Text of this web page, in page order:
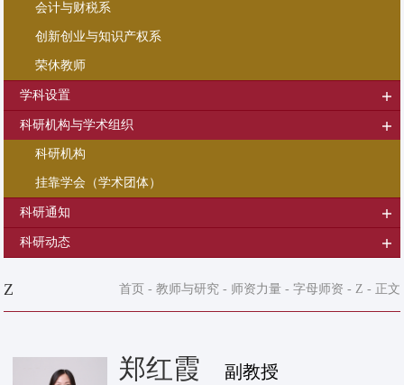
会计与财税系
创新创业与知识产权系
荣休教师
学科设置
科研机构与学术组织
科研机构
挂靠学会（学术团体）
科研通知
科研动态
Z 首页 - 教师与研究- 师资力量- 字母师资 - Z - 正文
郑红霞 副教授